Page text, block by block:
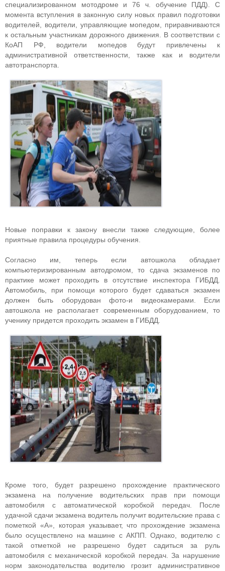
специализированном мотодроме и 76 ч. обучение ПДД). С
момента вступления в законную силу новых правил подготовки
водителей, водители, управляющие мопедом, приравниваются
к остальным участникам дорожного движения. В соответствии с
КоАП РФ, водители мопедов будут привлечены к
административной ответственности, также как и водители
автотранспорта.
Новые поправки к закону внесли также следующие, более
приятные правила процедуры обучения.
Согласно им, теперь если автошкола обладает
компьютеризированным автодромом, то сдача экзаменов по
практике может проходить в отсутствие инспектора ГИБДД.
Автомобиль, при помощи которого будет сдаваться экзамен
должен быть оборудован фото-и видеокамерами. Если
автошкола не располагает современным оборудованием, то
ученику придется проходить экзамен в ГИБДД.
Кроме того, будет разрешено прохождение практического
экзамена на получение водительских прав при помощи
автомобиля с автоматической коробкой передач. После
удачной сдачи экзамена водитель получит водительские права с
пометкой «А», которая указывает, что прохождение экзамена
было осуществлено на машине с АКПП. Однако, водителю с
такой отметкой не разрешено будет садиться за руль
автомобиля с механической коробкой передач. За нарушение
норм законодательства водителю грозит административное